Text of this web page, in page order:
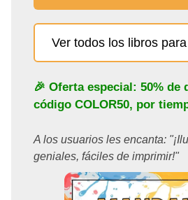
Ver todos los libros
🎉 Oferta especial: 50% de
código COLOR50, por
A los usuarios les encanta:
geniales, fáciles de imprimir!"